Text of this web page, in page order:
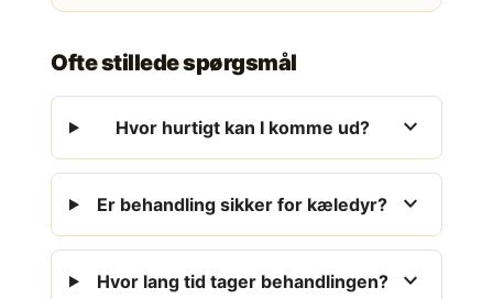
Ofte stillede spørgsmål
Hvor hurtigt kan I komme ud? expand_more
Er behandling sikker for kæledyr? expand_more
Hvor lang tid tager behandlingen? expand_more